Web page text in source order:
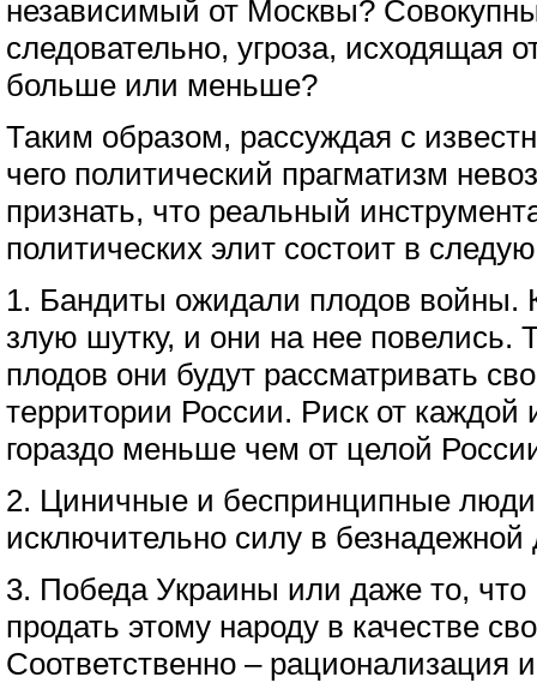
независимый от Москвы?
следовательно, угроза, исходящая
больше или меньше?
Таким образом, рассуждая с
чего политический прагматизм
признать, что реальный
политических элит состоит в
1. Бандиты ожидали плодов войны.
злую шутку, и они на нее повелись.
плодов они будут рассматривать
территории России. Риск от каждой
гораздо меньше чем от целой
2. Циничные и беспринципные
исключительно силу в безнадежной
3. Победа Украины или даже то, что
продать этому народу в качестве
Соответственно – рационализация